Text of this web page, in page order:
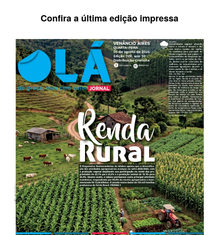
Confira a última edição impressa